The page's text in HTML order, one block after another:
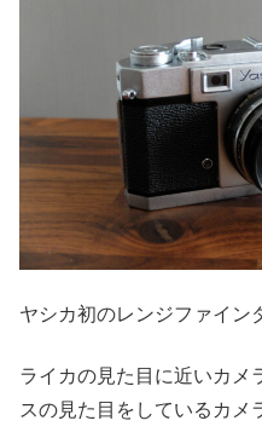
ヤシカ初のレンジファイン
ライカの見た目に近いカメ
スの見た目をしているカメ